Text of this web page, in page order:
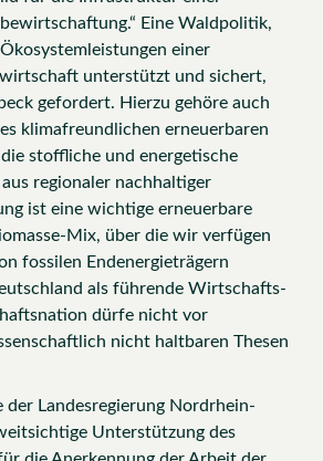
Eine Waldpolitik,
einer
unterstützt und sichert,
gefordert. Hierzu gehöre auch
klimafreundlichen erneuerbaren
stoffliche und energetische
regionaler nachhaltiger
ist eine wichtige erneuerbare
Mix, über die wir verfügen
fossilen Endenergieträgern
als führende Wirtschafts-
dürfe nicht vor
nicht haltbaren Thesen
der Landesregierung Nordrhein-
Unterstützung des